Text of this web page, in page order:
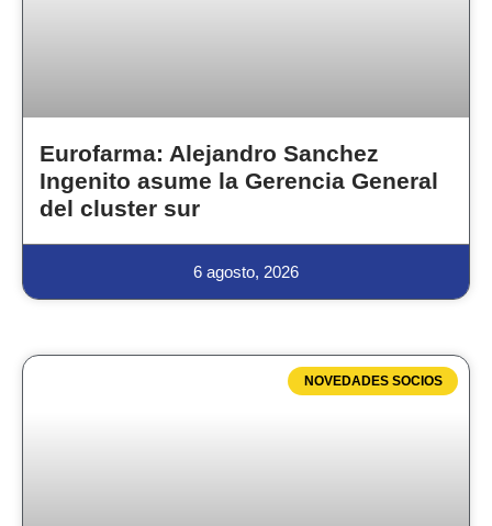
Eurofarma: Alejandro Sanchez
Ingenito asume la Gerencia General
del cluster sur
6 agosto, 2026
NOVEDADES SOCIOS